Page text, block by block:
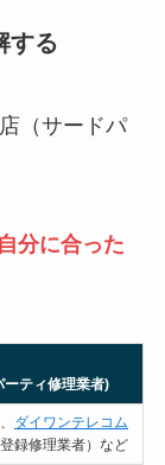
する
（サードパ
自分に合った
ーティ修理業者)
、 ダイワンテレコム
登録修理業者）など